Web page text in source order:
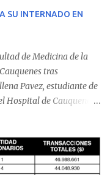
SU INTERNADO EN
de Medicina de la
tras
Pavez, estudiante de
Hospital de Cauquenes.
su estado de salud, el
al Hospital